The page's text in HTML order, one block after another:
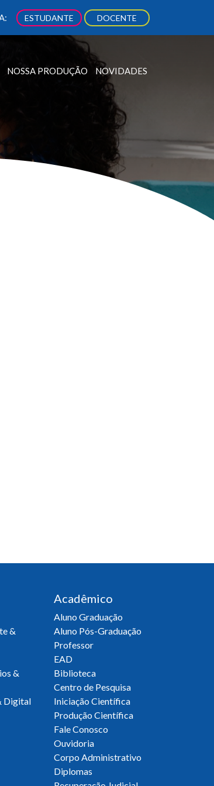
ESTUDANTE DOCENTE
NOSSA PRODUÇÃO NOVIDADES
&
&
Digital
Acadêmico
Aluno Graduação
Aluno Pós-Graduação
Professor
EAD
Biblioteca
Centro de Pesquisa
Iniciação Científica
Produção Científica
Fale Conosco
Ouvidoria
Corpo Administrativo
Diplomas